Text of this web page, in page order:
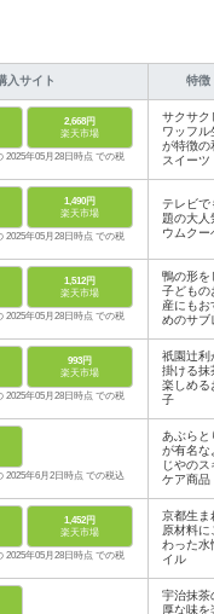
入サイト 特徴
2,668円
楽天市場
年05月28日時点 での税
サクサク
ワッフル
が特徴の
スイーツ
1,490円
楽天市場
年05月28日時点 での税
テレビで
題の大人
ウムクー
1,512円
楽天市場
年05月28日時点 での税
鴨の形を
子どもの
産にもお
めのサブ
993円
楽天市場
年05月28日時点 での税
祇園辻利
掛ける抹
楽しめる
子
年6月2日時点 での税込
あぶらと
が有名な
じやのス
ケア商品
1,452円
楽天市場
年05月28日時点 での税
京都生ま
原材料に
わった水
イル
宇治抹茶
厚な味を